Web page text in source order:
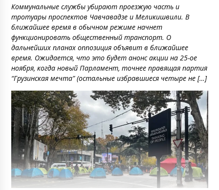
Коммунальные службы убирают проезжую часть и
тротуары проспектов Чавчавадзе и Меликишвили. В
ближайшее время в обычном режиме начнет
функционировать общественный транспорт. О
дальнейших планах оппозиция объявит в ближайшее
время. Ожидается, что это будет анонс акции на 25-ое
ноября, когда новый Парламент, точнее правящая партия
“Грузинская мечта” (остальные избравшиеся четыре не […]